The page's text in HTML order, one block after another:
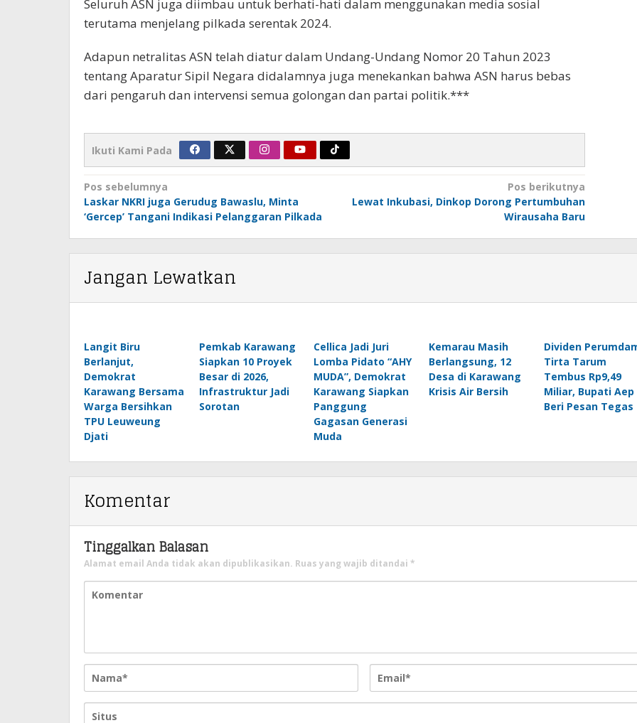
Seluruh ASN juga diimbau untuk berhati-hati dalam menggunakan media sosial
terutama menjelang pilkada serentak 2024.
Adapun netralitas ASN telah diatur dalam Undang-Undang Nomor 20 Tahun 2023
tentang Aparatur Sipil Negara didalamnya juga menekankan bahwa ASN harus bebas
dari pengaruh dan intervensi semua golongan dan partai politik.***
Ikuti Kami Pada
Navigasi
pos
Pos sebelumnya
Laskar NKRI juga Gerudug Bawaslu, Minta
‘Gercep’ Tangani Indikasi Pelanggaran Pilkada
Pos berikutnya
Lewat Inkubasi, Dinkop Dorong Pertumbuhan
Wirausaha Baru
Jangan Lewatkan
Langit Biru
Berlanjut,
Demokrat
Karawang Bersama
Warga Bersihkan
TPU Leuweung
Djati
Pemkab Karawang
Siapkan 10 Proyek
Besar di 2026,
Infrastruktur Jadi
Sorotan
Cellica Jadi Juri
Lomba Pidato “AHY
MUDA”, Demokrat
Karawang Siapkan
Panggung
Gagasan Generasi
Muda
Kemarau Masih
Berlangsung, 12
Desa di Karawang
Krisis Air Bersih
Dividen
Tirta Tarum
Tembus Rp9,49
Miliar, Bupati Aep
Beri Pesan Tegas
Komentar
Tinggalkan Balasan
Alamat email Anda tidak akan dipublikasikan. Ruas yang wajib ditandai *